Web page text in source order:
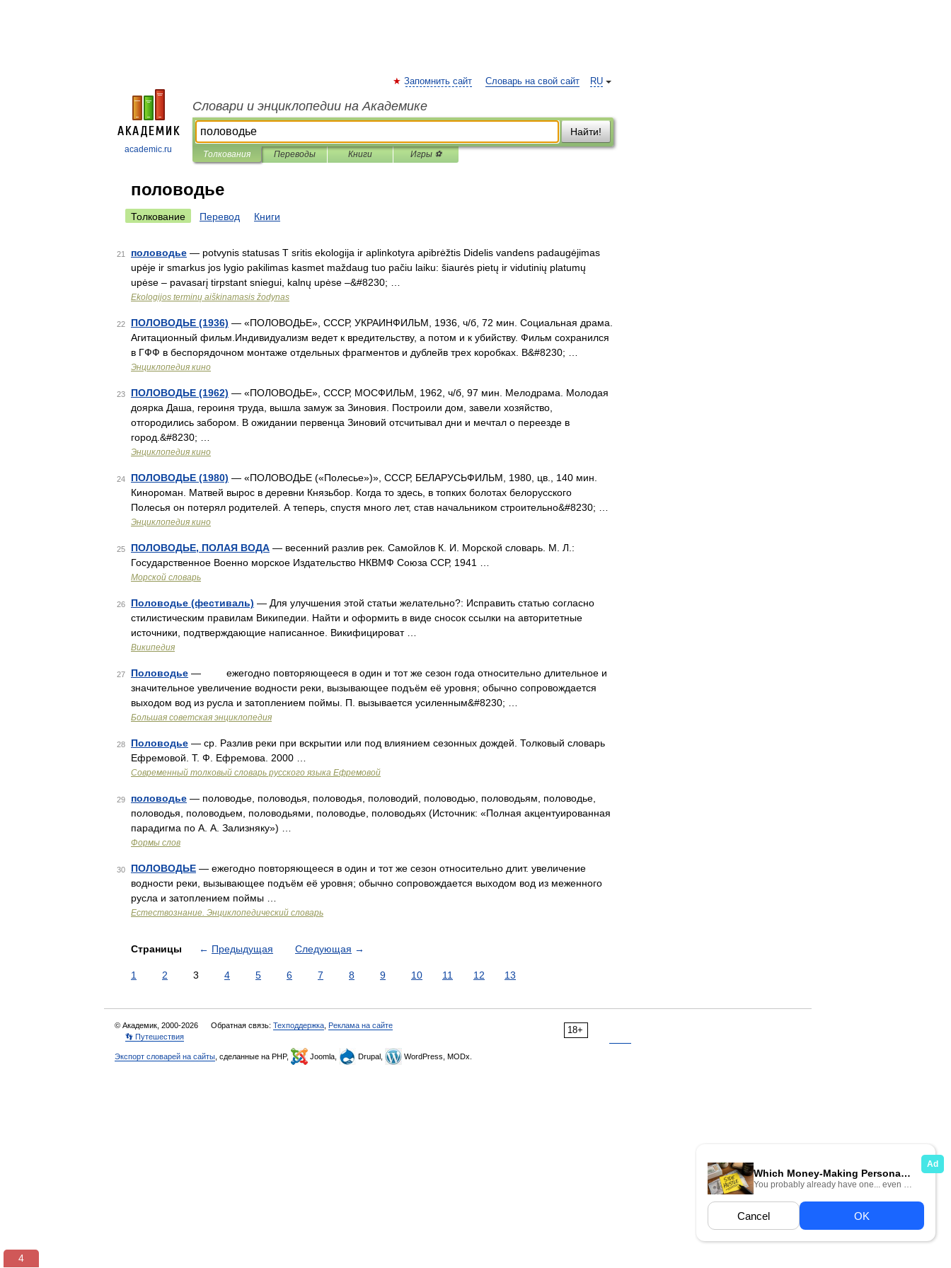
academic.ru
RU
Запомнить сайт Словарь на свой сайт
Словари и энциклопедии на Академике
Найти!
Толкования Переводы Книги Игры ⚽
половодье
Толкование Перевод Книги
21 половодье — potvynis statusas T sritis ekologija ir aplinkotyra apibrėžtis Didelis vandens padaugėjimas
upėje ir smarkus jos lygio pakilimas kasmet maždaug tuo pačiu laiku: šiaurės pietų ir vidutinių platumų
upėse – pavasarį tirpstant sniegui, kalnų upėse –&#8230; …
Ekologijos terminų aiškinamasis žodynas
22 ПОЛОВОДЬЕ (1936) — «ПОЛОВОДЬЕ», СССР, УКРАИНФИЛЬМ, 1936, ч/б, 72 мин. Социальная драма.
Агитационный фильм.Индивидуализм ведет к вредительству, а потом и к убийству. Фильм сохранился
в ГФФ в беспорядочном монтаже отдельных фрагментов и дублейв трех коробках. В&#8230; …
Энциклопедия кино
23 ПОЛОВОДЬЕ (1962) — «ПОЛОВОДЬЕ», СССР, МОСФИЛЬМ, 1962, ч/б, 97 мин. Мелодрама. Молодая
доярка Даша, героиня труда, вышла замуж за Зиновия. Построили дом, завели хозяйство,
отгородились забором. В ожидании первенца Зиновий отсчитывал дни и мечтал о переезде в
город.&#8230; …
Энциклопедия кино
24 ПОЛОВОДЬЕ (1980) — «ПОЛОВОДЬЕ («Полесье»)», СССР, БЕЛАРУСЬФИЛЬМ, 1980, цв., 140 мин.
Кинороман. Матвей вырос в деревни Князьбор. Когда то здесь, в топких болотах белорусского
Полесья он потерял родителей. А теперь, спустя много лет, став начальником строительно&#8230; …
Энциклопедия кино
25 ПОЛОВОДЬЕ, ПОЛАЯ ВОДА — весенний разлив рек. Самойлов К. И. Морской словарь. М. Л.:
Государственное Военно морское Издательство НКВМФ Союза ССР, 1941 …
Морской словарь
26 Половодье (фестиваль) — Для улучшения этой статьи желательно?: Исправить статью согласно
стилистическим правилам Википедии. Найти и оформить в виде сносок ссылки на авторитетные
источники, подтверждающие написанное. Викифицироват …
Википедия
27 Половодье — ежегодно повторяющееся в один и тот же сезон года относительно длительное и
значительное увеличение водности реки, вызывающее подъём её уровня; обычно сопровождается
выходом вод из русла и затоплением поймы. П. вызывается усиленным&#8230; …
Большая советская энциклопедия
28 Половодье — ср. Разлив реки при вскрытии или под влиянием сезонных дождей. Толковый словарь
Ефремовой. Т. Ф. Ефремова. 2000 …
Современный толковый словарь русского языка Ефремовой
29 половодье — половодье, половодья, половодья, половодий, половодью, половодьям, половодье,
половодья, половодьем, половодьями, половодье, половодьях (Источник: «Полная акцентуированная
парадигма по А. А. Зализняку») …
Формы слов
30 ПОЛОВОДЬЕ — ежегодно повторяющееся в один и тот же сезон относительно длит. увеличение
водности реки, вызывающее подъём её уровня; обычно сопровождается выходом вод из меженного
русла и затоплением поймы …
Естествознание. Энциклопедический словарь
Страницы ← Предыдущая Следующая →
1 2 3 4 5 6 7 8 9 10 11 12 13
18+
© Академик, 2000-2026 Обратная связь: Техподдержка Реклама на сайте
👣 Путешествия
Экспорт словарей на сайты , сделанные на PHP, Joomla, Drupal, WordPress, MODx.
3